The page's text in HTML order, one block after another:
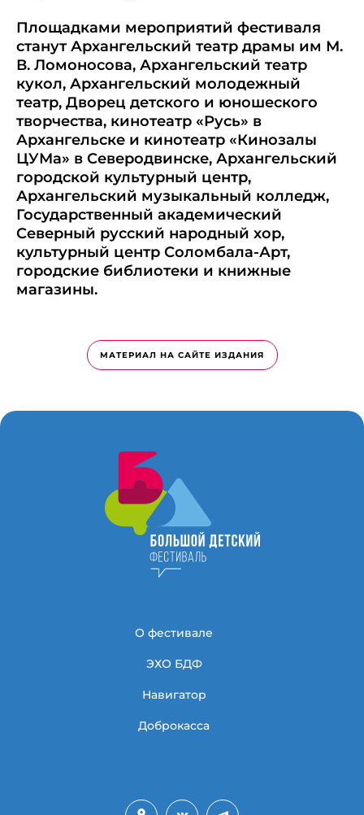
Площадками мероприятий фестиваля
станут Архангельский театр драмы им М.
В. Ломоносова, Архангельский театр
кукол, Архангельский молодежный
театр, Дворец детского и юношеского
творчества, кинотеатр «Русь» в
Архангельске и кинотеатр «Кинозалы
ЦУМа» в Северодвинске, Архангельский
городской культурный центр,
Архангельский музыкальный колледж,
Государственный академический
Северный русский народный хор,
культурный центр Соломбала-Арт,
городские библиотеки и книжные
магазины.
МАТЕРИАЛ НА САЙТЕ ИЗДАНИЯ
О фестивале
ЭХО БДФ
Навигатор
Доброкасса